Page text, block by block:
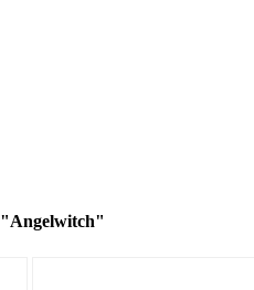
"Angelwitch"